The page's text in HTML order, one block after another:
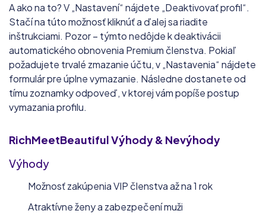
A ako na to? V „Nastavení“ nájdete „Deaktivovať profil“.
Stačí na túto možnosť kliknúť a ďalej sa riadite
inštrukciami. Pozor – týmto nedôjde k deaktivácii
automatického obnovenia Premium členstva. Pokiaľ
požadujete trvalé zmazanie účtu, v „Nastavenia“ nájdete
formulár pre úplne vymazanie. Následne dostanete od
tímu zoznamky odpoveď, v ktorej vám popíše postup
vymazania profilu.
RichMeetBeautifulVýhody & Nevýhody
Výhody
Možnosť zakúpenia VIP členstva až na 1 rok
Atraktívne ženy a zabezpečení muži